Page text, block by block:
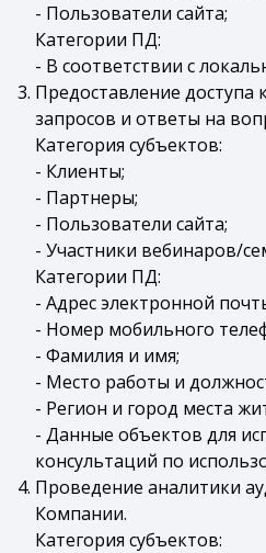
- Пользователи сайта;
Категории ПД:
- В соответствии с
Предоставление
запросов и ответы на
Категория субъектов:
- Клиенты;
- Партнеры;
- Пользователи сайта;
- Участники вебинаров/
Категории ПД:
- Адрес электронной
- Номер мобильного
- Фамилия и имя;
- Место работы и
- Регион и город места
- Данные объектов для
консультаций по
Проведение аналитики
Компании.
Категория субъектов: